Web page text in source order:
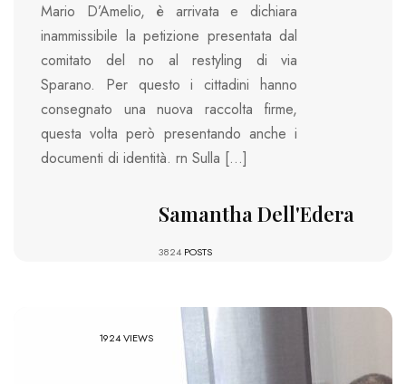
Mario D’Amelio, è arrivata e dichiara
inammissibile la petizione presentata dal
comitato del no al restyling di via
Sparano. Per questo i cittadini hanno
consegnato una nuova raccolta firme,
questa volta però presentando anche i
documenti di identità. rn Sulla […]
Samantha Dell'Edera
3824 POSTS
1924 VIEWS